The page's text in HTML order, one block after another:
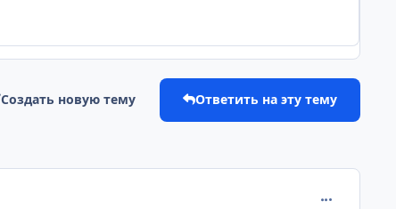
Создать новую тему Ответить на эту тему